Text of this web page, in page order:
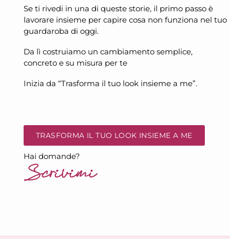
Se ti rivedi in una di queste storie, il primo passo è
lavorare insieme per capire cosa non funziona nel tuo
guardaroba di oggi.
Da lì costruiamo un cambiamento semplice,
concreto e su misura per te
Inizia da “Trasforma il tuo look insieme a me”.
TRASFORMA IL TUO LOOK INSIEME A ME
Hai domande?
Scrivimi